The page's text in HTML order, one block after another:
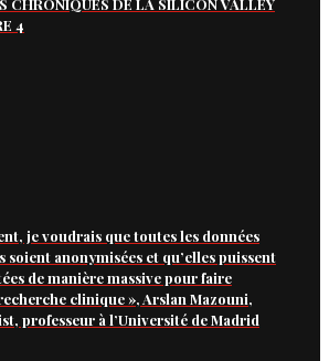
CHRONIQUES DE LA SILICON VALLEY
4
je voudrais que toutes les données
soient anonymisées et qu’elles puissent
de manière massive pour faire
clinique », Arslan Mazouni,
professeur à l’Université de Madrid